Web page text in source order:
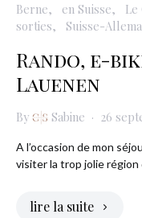
Berne en Suisse Le
sorties
Suisse-
Rando, e-
Lauenen
By Sabine 26
A l’occasion de mon
visiter la trop jolie
lire la suite